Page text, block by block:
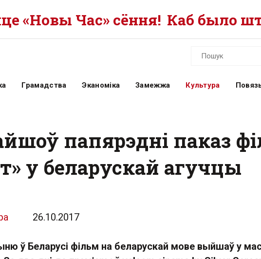
«Новы Час» сёння! Каб было
Грамадства Эканоміка Замежжа Культура
папярэдні паказ
у беларускай агучцы
26.10.2017
ў Беларусі фільм на беларускай мове выйшаў у